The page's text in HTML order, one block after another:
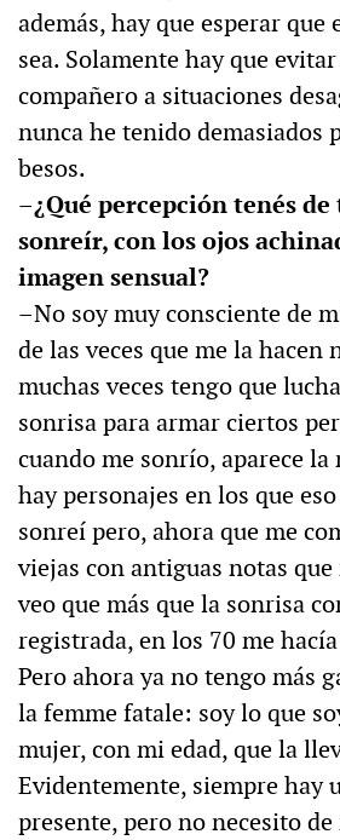
además, hay que esperar
sea. Solamente hay que
compañero a situaciones
nunca he tenido demasiados
besos.
–¿Qué percepción tenés
sonreír, con los ojos
imagen sensual?
–No soy muy consciente de
de las veces que me la hacen
muchas veces tengo que
sonrisa para armar ciertos
cuando me sonrío, aparece la
hay personajes en los que
sonreí pero, ahora que me
viejas con antiguas notas
veo que más que la sonrisa
registrada, en los 70 me
Pero ahora ya no tengo más
la femme fatale: soy lo que
mujer, con mi edad, que la
Evidentemente, siempre hay
presente, pero no necesito